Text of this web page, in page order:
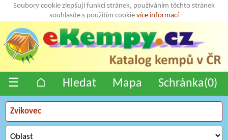
Soubory cookie zlepšují funkci stránek, používáním těchto stránek
souhlasíte s použitím cookie více informací
☰ ⌂ Hledat Mapa Schránka(0)